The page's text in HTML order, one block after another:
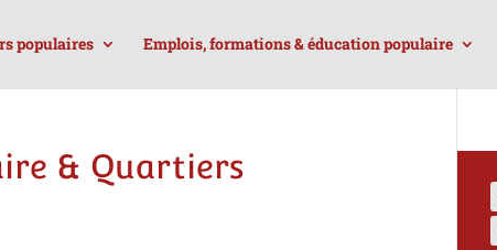
populaires Emplois, formations & éducation populaire
& Quartiers